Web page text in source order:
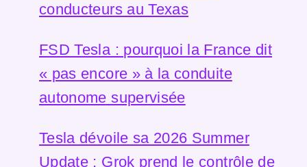
conducteurs au Texas
FSD Tesla : pourquoi la France dit
« pas encore » à la conduite
autonome supervisée
Tesla dévoile sa 2026 Summer
Update : Grok prend le contrôle de